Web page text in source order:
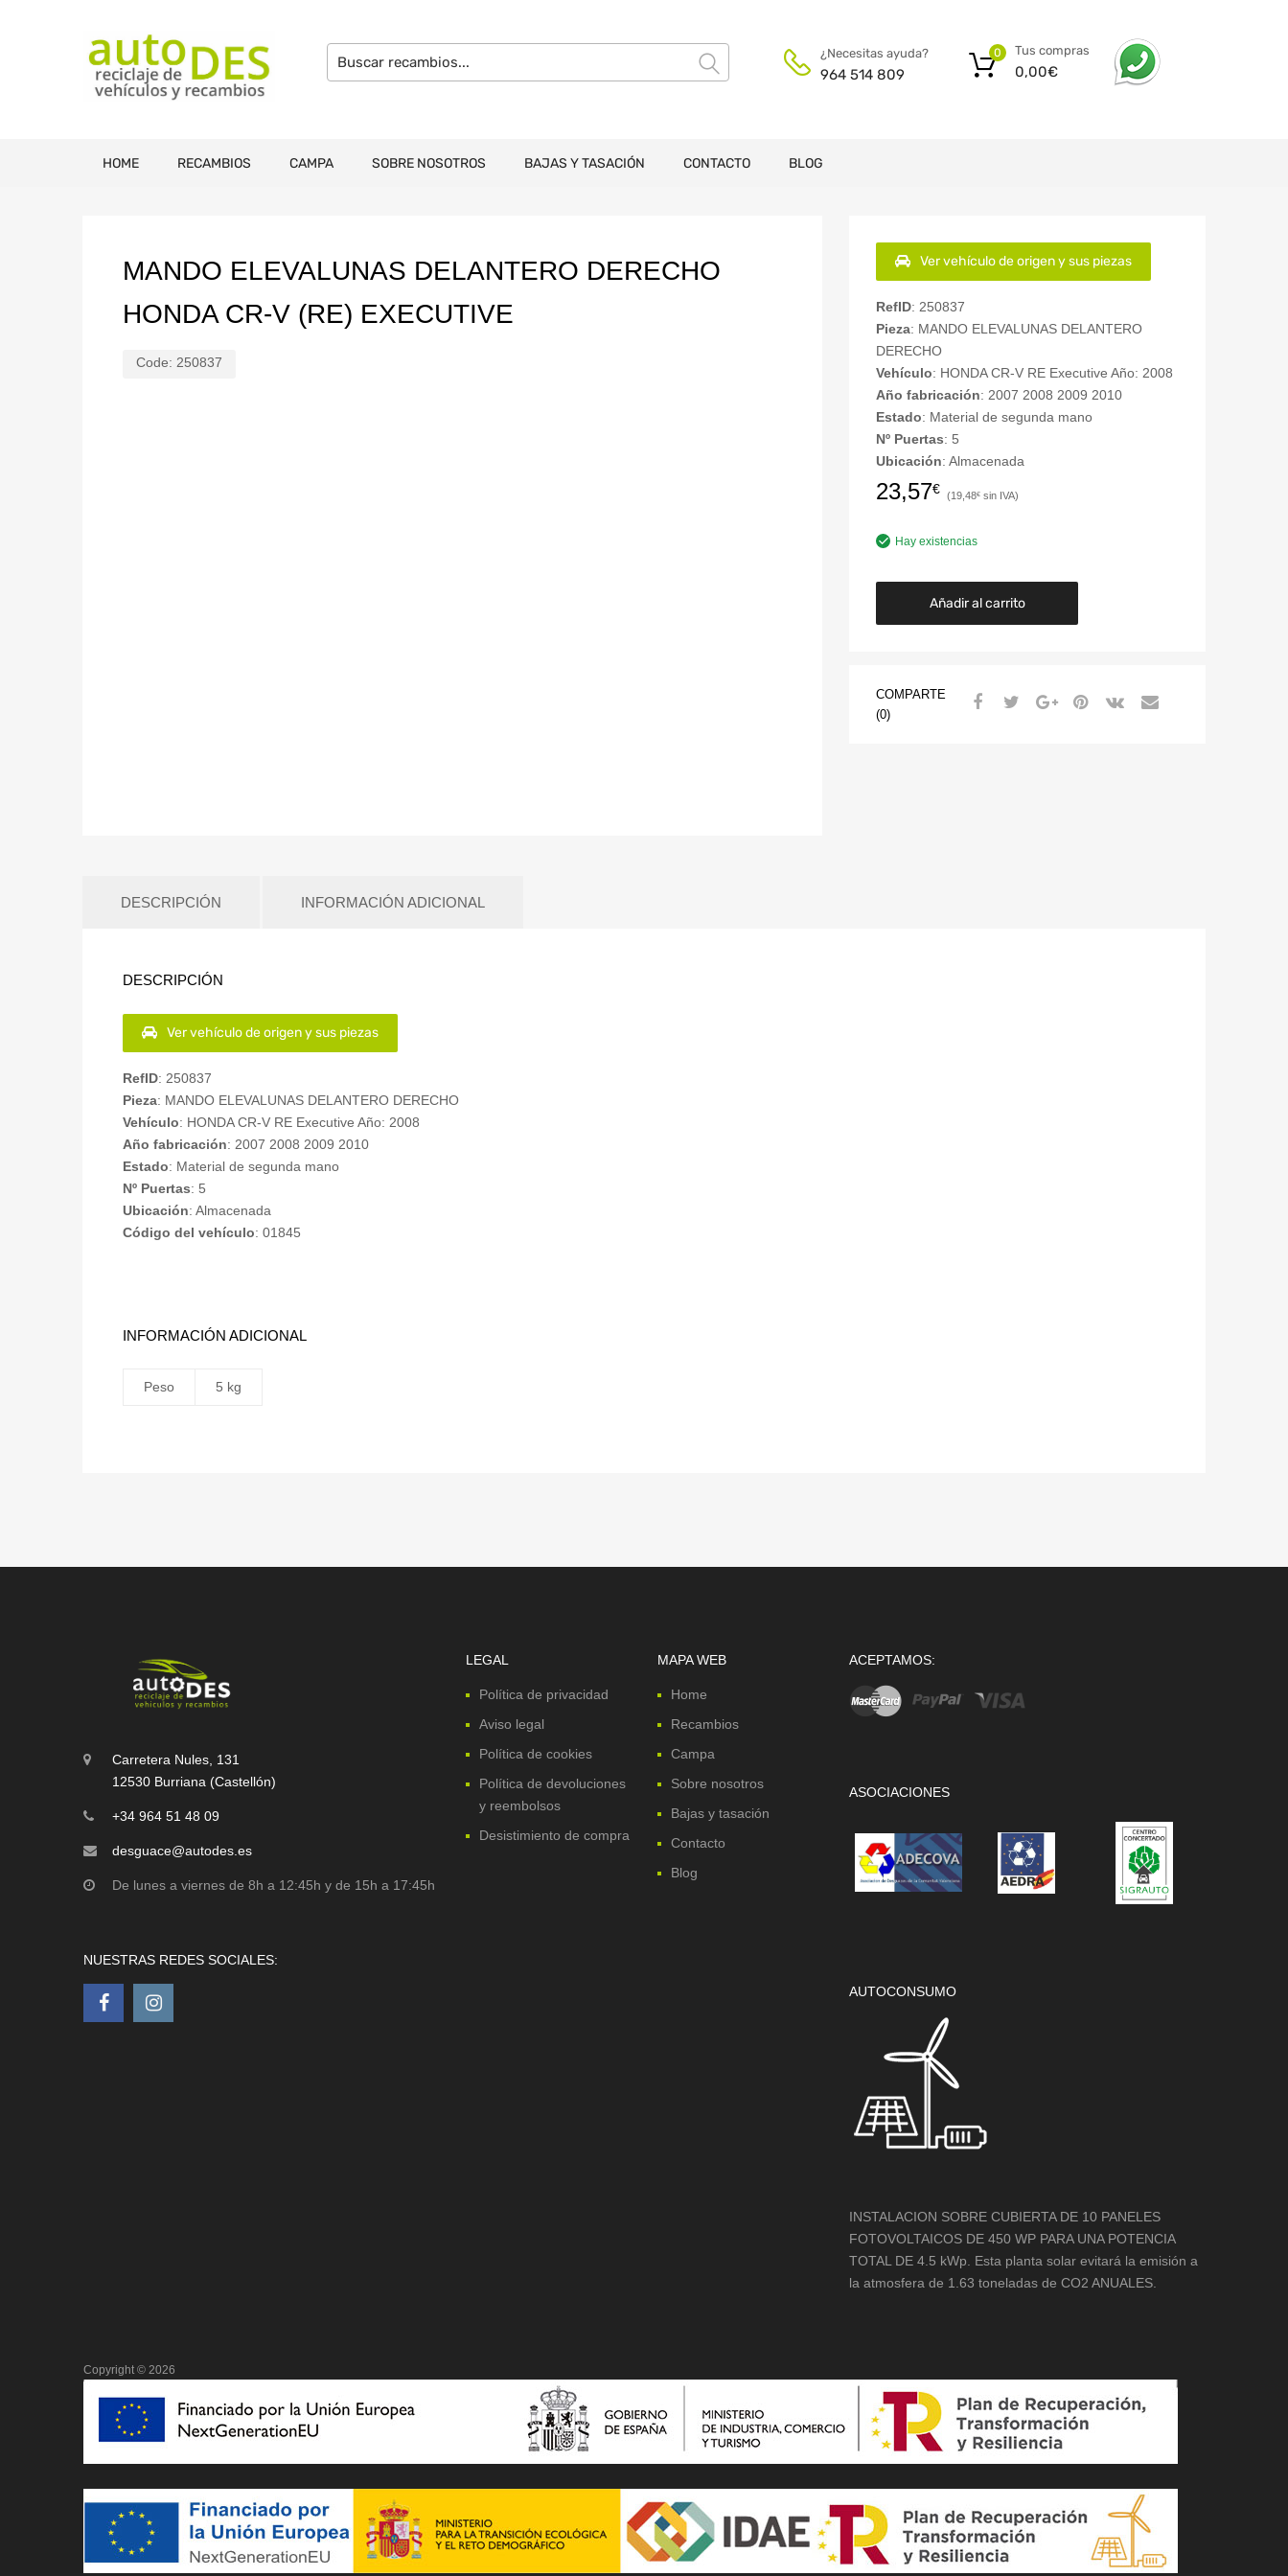
¿Necesitas ayuda?
964 514 809
Tus compras
0,00€
0
HOME RECAMBIOS CAMPA SOBRE NOSOTROS BAJAS Y TASACIÓN CONTACTO BLOG
MANDO ELEVALUNAS DELANTERO DERECHO
HONDA CR-V (RE) EXECUTIVE
Code: 250837
Ver vehículo de origen y sus piezas
RefID: 250837
Pieza: MANDO ELEVALUNAS DELANTERO
DERECHO
Vehículo: HONDA CR-V RE Executive Año: 2008
Año fabricación: 2007 2008 2009 2010
Estado: Material de segunda mano
Nº Puertas: 5
Ubicación: Almacenada
23,57€ 19,48€
Hay existencias
Añadir al carrito
COMPARTE
(0)
DESCRIPCIÓN INFORMACIÓN ADICIONAL
DESCRIPCIÓN
Ver vehículo de origen y sus piezas
RefID: 250837
Pieza: MANDO ELEVALUNAS DELANTERO DERECHO
Vehículo: HONDA CR-V RE Executive Año: 2008
Año fabricación: 2007 2008 2009 2010
Estado: Material de segunda mano
Nº Puertas: 5
Ubicación: Almacenada
Código del vehículo: 01845
INFORMACIÓN ADICIONAL
Peso 5 kg
Carretera Nules, 131
12530 Burriana (Castellón)
+34 964 51 48 09
desguace@autodes.es
De lunes a viernes de 8h a 12:45h y de 15h a 17:45h
NUESTRAS REDES SOCIALES:
LEGAL
Política de privacidad
Aviso legal
Política de cookies
Política de devoluciones
y reembolsos
Desistimiento de compra
MAPA WEB
Home
Recambios
Campa
Sobre nosotros
Bajas y tasación
Contacto
Blog
ACEPTAMOS:
ASOCIACIONES
AUTOCONSUMO
INSTALACION SOBRE CUBIERTA DE 10 PANELES
FOTOVOLTAICOS DE 450 WP PARA UNA POTENCIA
TOTAL DE 4.5 kWp. Esta planta solar evitará la emisión a
la atmosfera de 1.63 toneladas de CO2 ANUALES.
Copyright © 2026